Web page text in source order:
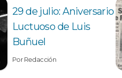
29 de julio: Aniversario
Luctuoso de Luis
Buñuel
Por Redacción